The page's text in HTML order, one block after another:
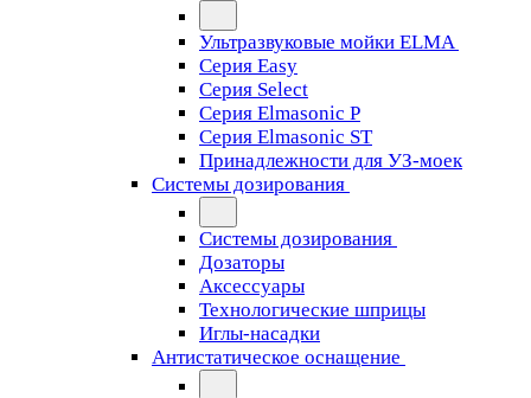
Ультразвуковые мойки ELMA
Серия Easy
Серия Select
Серия Elmasonic P
Серия Elmasonic ST
Принадлежности для УЗ-моек
Системы дозирования
Системы дозирования
Дозаторы
Аксессуары
Технологические шприцы
Иглы-насадки
Антистатическое оснащение